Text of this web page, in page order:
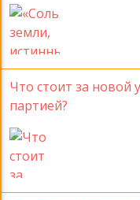
Что стоит за новой
партией?